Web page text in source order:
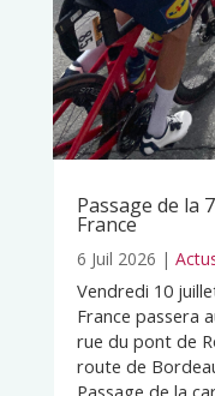
Passage de la
France
6 Juil 2026 |
Vendredi 10
France passera
rue du pont de
route de